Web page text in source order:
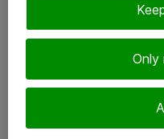
Rohkaisua
Moni kaipaa rohkaisua
näkemystä
Only